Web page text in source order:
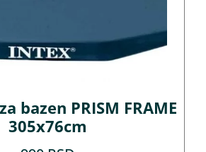
bazen PRISM FRAME
305x76cm